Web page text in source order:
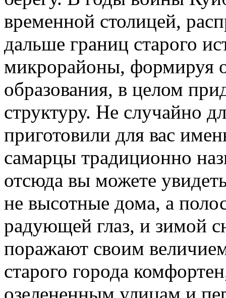
временной столицей,
дальше границ старого
микрорайоны, формируя
образования, в целом
структуру. Не случайно
приготовили для вас
самарцы традиционно
отсюда вы можете
не высотные дома, а
радующей глаз, и зимой
поражают своим
старого города
озелененным улицам и